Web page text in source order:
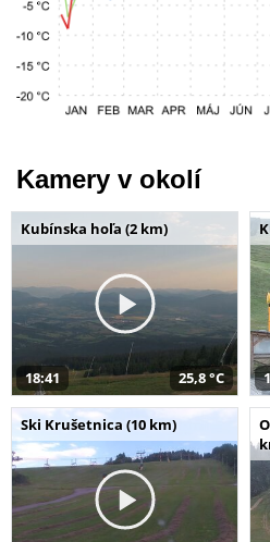
Kamery v okolí
Kubínska hoľa (2 km)
18:41 25,8 °C
Ski Krušetnica (10 km)